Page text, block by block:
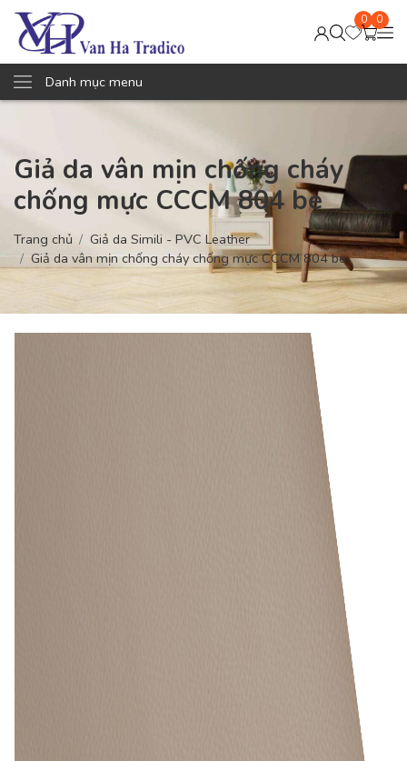
0 0
Danh mục menu
Giả da vân mịn chống cháy
chống mực CCCM 804 be
Trang chủ
Giả da Simili - PVC Leather
Giả da vân mịn chống cháy chống mực CCCM 804 be